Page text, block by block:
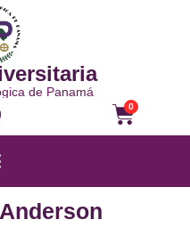
de Panamá
0
Carrito